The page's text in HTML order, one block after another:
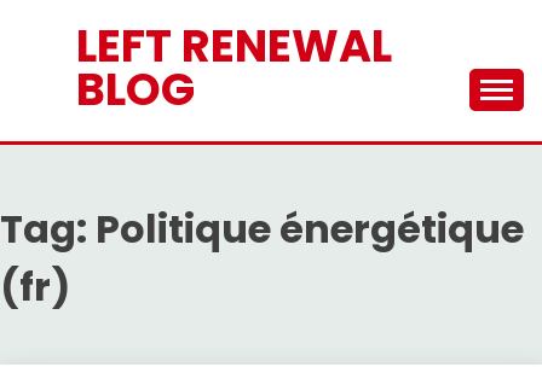
LEFT RENEWAL
BLOG
Tag: Politique énergétique
(fr)